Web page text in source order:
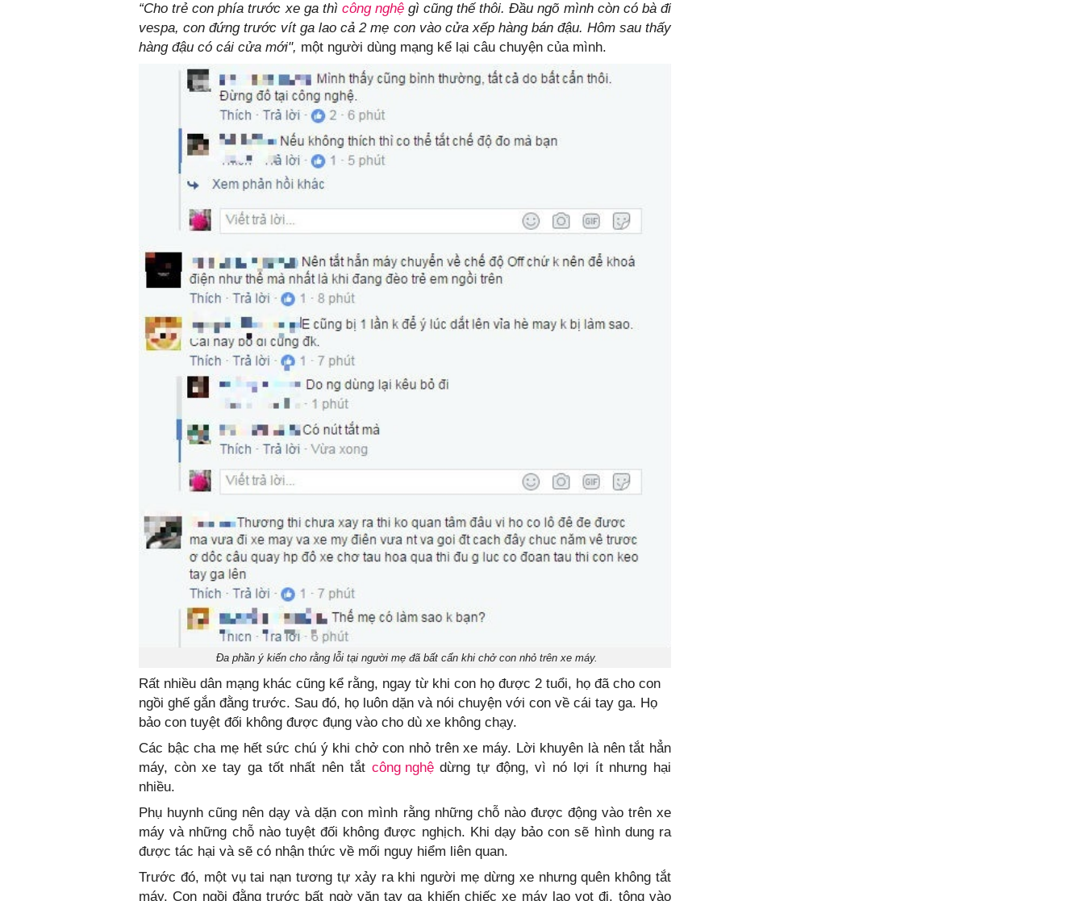
“Cho trẻ con phía trước xe ga thì công nghệgì cũng thế thôi. Đầu ngõ mình còn có bà đi
vespa, con đứng trước vít ga lao cả 2 mẹ con vào cửa xếp hàng bán đậu. Hôm sau thấy
hàng đậu có cái cửa mới", một người dùng mạng kể lại câu chuyện của mình.
Đa phần ý kiến cho rằng lỗi tại người mẹ đã bất cẩn khi chở con nhỏ trên xe máy.
Rất nhiều dân mạng khác cũng kể rằng, ngay từ khi con họ được 2 tuổi, họ đã cho con
ngồi ghế gắn đằng trước. Sau đó, họ luôn dặn và nói chuyện với con về cái tay ga. Họ
bảo con tuyệt đối không được đụng vào cho dù xe không chạy.
Các bậc cha mẹ hết sức chú ý khi chở con nhỏ trên xe máy. Lời khuyên là nên tắt hẳn
máy, còn xe tay ga tốt nhất nên tắt công nghệdừng tự động, vì nó lợi ít nhưng hại
nhiều.
Phụ huynh cũng nên dạy và dặn con mình rằng những chỗ nào được động vào trên xe
máy và những chỗ nào tuyệt đối không được nghịch. Khi dạy bảo con sẽ hình dung ra
được tác hại và sẽ có nhận thức về mối nguy hiểm liên quan.
Trước đó, một vụ tai nạn tương tự xảy ra khi người mẹ dừng xe nhưng quên không tắt
máy. Con ngồi đằng trước bất ngờ vặn tay ga khiến chiếc xe máy lao vọt đi, tông vào